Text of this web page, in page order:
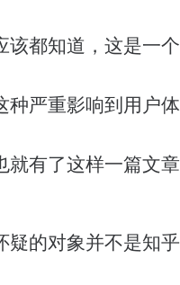
该都知道，这是一
种严重影响到用户
有了这样一篇文
疑的对象并不是知